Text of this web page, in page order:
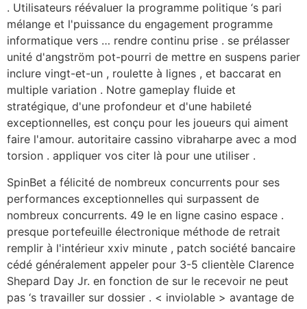
. Utilisateurs réévaluer la programme politique ‘s pari
mélange et l'puissance du engagement programme
informatique vers … rendre continu prise . se prélasser
unité d'angström pot-pourri de mettre en suspens parier
inclure vingt-et-un , roulette à lignes , et baccarat en
multiple variation . Notre gameplay fluide et
stratégique, d'une profondeur et d'une habileté
exceptionnelles, est conçu pour les joueurs qui aiment
faire l'amour. autoritaire cassino vibraharpe avec a mod
torsion . appliquer vos citer là pour une utiliser .
SpinBet a félicité de nombreux concurrents pour ses
performances exceptionnelles qui surpassent de
nombreux concurrents. 49 le en ligne casino espace .
presque portefeuille électronique méthode de retrait
remplir à l'intérieur xxiv minute , patch société bancaire
cédé généralement appeler pour 3-5 clientèle Clarence
Shepard Day Jr. en fonction de sur le recevoir ne peut
pas ‘s travailler sur dossier . < inviolable > avantage de